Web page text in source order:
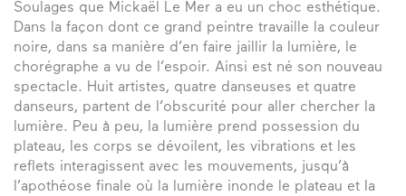
Soulages que Mickaël Le Mer a eu un choc esthétique.
Dans la façon dont ce grand peintre travaille la couleur
noire, dans sa manière d’en faire jaillir la lumière, le
chorégraphe a vu de l’espoir. Ainsi est né son nouveau
spectacle. Huit artistes, quatre danseuses et quatre
danseurs, partent de l’obscurité pour aller chercher la
lumière. Peu à peu, la lumière prend possession du
plateau, les corps se dévoilent, les vibrations et les
reflets interagissent avec les mouvements, jusqu’à
l’apothéose finale où la lumière inonde le plateau et la